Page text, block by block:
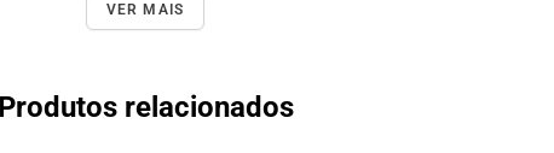
VER MAIS
Produtos relacionados